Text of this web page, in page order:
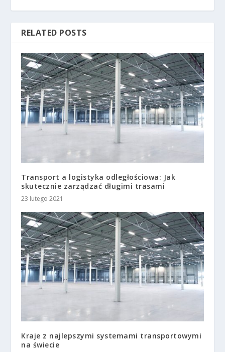
RELATED POSTS
Transport a logistyka odległościowa: Jak
skutecznie zarządzać długimi trasami
23 lutego 2021
Kraje z najlepszymi systemami transportowymi
na świecie